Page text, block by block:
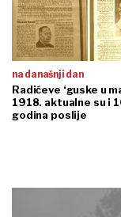
na današnji dan
Radićeve ‘guske u
1918. aktualne su i
godina poslije